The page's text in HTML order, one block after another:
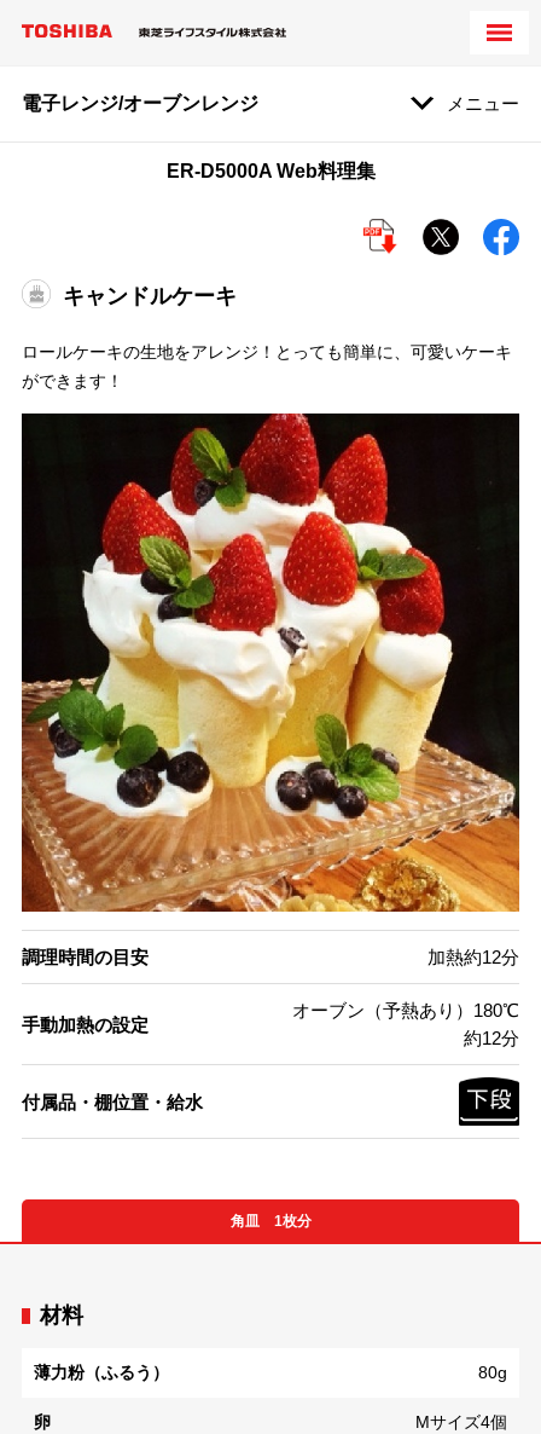
電子レンジ/オーブンレンジ メニュー
ER-D5000A Web料理集
キャンドルケーキ
ロールケーキの生地をアレンジ！とっても簡単に、可愛いケーキ
ができます！
調理時間の目安 加熱約12分
手動加熱の設定
オーブン（予熱あり）180℃
約12分
付属品・棚位置・給水
角皿 1枚分
材料
薄力粉（ふるう） 80g
卵 Mサイズ4個